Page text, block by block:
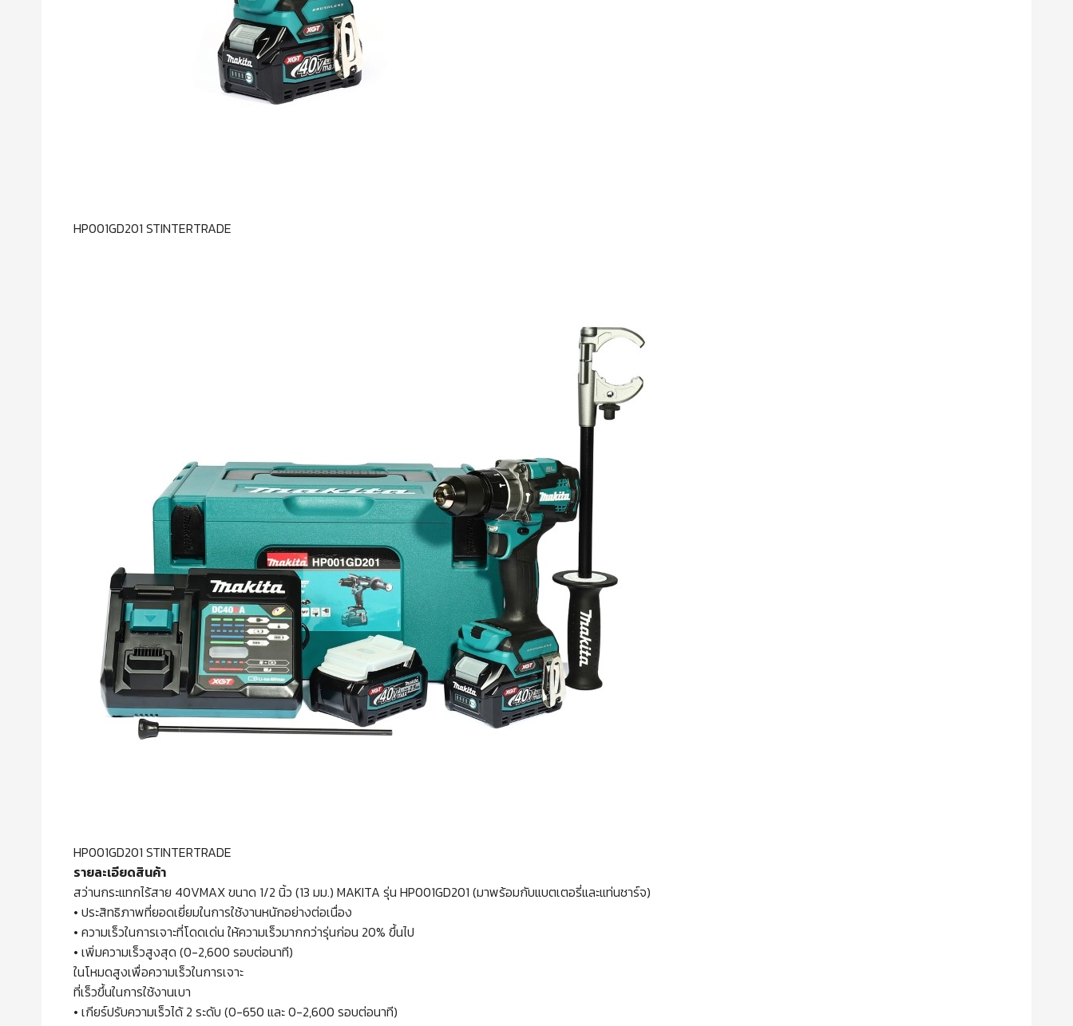
HP001GD201 STINTERTRADE
HP001GD201 STINTERTRADE
รายละเอียดสินค้า
สว่านกระแทกไร้สาย 40VMAX ขนาด 1/2 นิ้ว (13 มม.) MAKITA รุ่น HP001GD201 (มาพร้อมกับแบตเตอรี่และแท่นชาร์จ)
• ประสิทธิภาพที่ยอดเยี่ยมในการใช้งานหนักอย่างต่อเนื่อง
• ความเร็วในการเจาะที่โดดเด่น ให้ความเร็วมากกว่ารุ่นก่อน 20% ขึ้นไป
• เพิ่มความเร็วสูงสุด (0-2,600 รอบต่อนาที)
ในโหมดสูงเพื่อความเร็วในการเจาะ
ที่เร็วขึ้นในการใช้งานเบา
• เกียร์ปรับความเร็วได้ 2 ระดับ (0-650 และ 0-2,600 รอบต่อนาที)